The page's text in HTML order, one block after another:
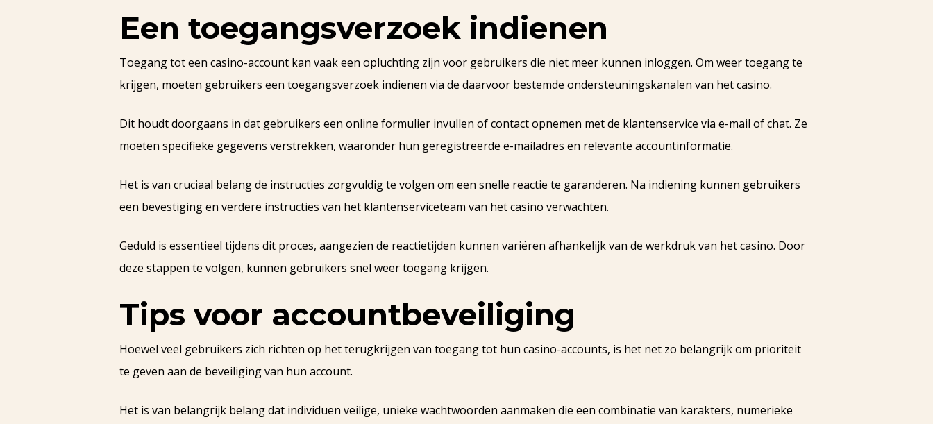
Een toegangsverzoek indienen
Toegang tot een casino-account kan vaak een opluchting zijn voor gebruikers die niet meer kunnen inloggen. Om weer toegang te
krijgen, moeten gebruikers een toegangsverzoek indienen via de daarvoor bestemde ondersteuningskanalen van het casino.
Dit houdt doorgaans in dat gebruikers een online formulier invullen of contact opnemen met de klantenservice via e-mail of chat. Ze
moeten specifieke gegevens verstrekken, waaronder hun geregistreerde e-mailadres en relevante accountinformatie.
Het is van cruciaal belang de instructies zorgvuldig te volgen om een snelle reactie te garanderen. Na indiening kunnen gebruikers
een bevestiging en verdere instructies van het klantenserviceteam van het casino verwachten.
Geduld is essentieel tijdens dit proces, aangezien de reactietijden kunnen variëren afhankelijk van de werkdruk van het casino. Door
deze stappen te volgen, kunnen gebruikers snel weer toegang krijgen.
Tips voor accountbeveiliging
Hoewel veel gebruikers zich richten op het terugkrijgen van toegang tot hun casino-accounts, is het net zo belangrijk om prioriteit
te geven aan de beveiliging van hun account.
Het is van belangrijk belang dat individuen veilige, unieke wachtwoorden aanmaken die een combinatie van karakters, numerieke